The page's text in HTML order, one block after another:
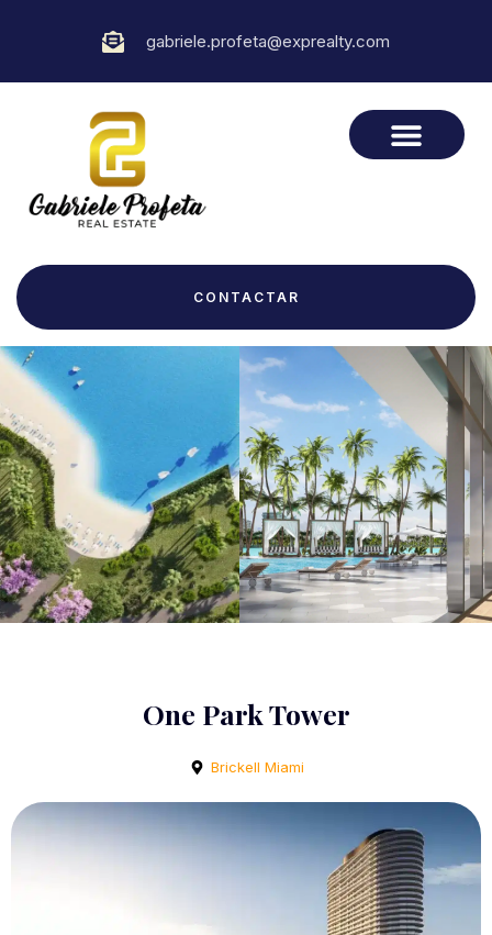
gabriele.profeta@exprealty.com
CONTACTAR
One Park Tower
Brickell Miami